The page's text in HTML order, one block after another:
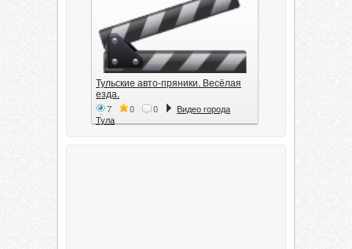
Тульские авто-пряники. Весёлая
езда.
7 0 0
Видео города
Тула